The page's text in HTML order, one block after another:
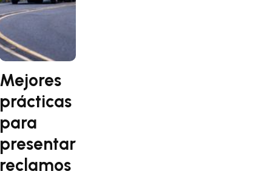
Mejores
prácticas
para
presentar
reclamos